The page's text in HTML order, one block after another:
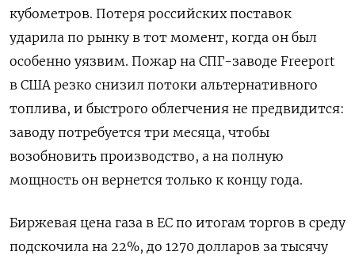
кубометров. Потеря российских поставок
ударила по рынку в тот момент, когда он был
особенно уязвим. Пожар на СПГ-заводе Freeport
в США резко снизил потоки альтернативного
топлива, и быстрого облегчения не предвидится:
заводу потребуется три месяца, чтобы
возобновить производство, а на полную
мощность он вернется только к концу года.
Биржевая цена газа в ЕС по итогам торгов в среду
подскочила на 22%, до 1270 долларов за тысячу